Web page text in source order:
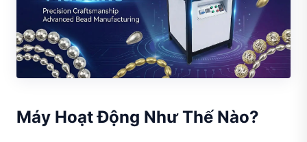
Máy Hoạt Động Như Thế Nào?